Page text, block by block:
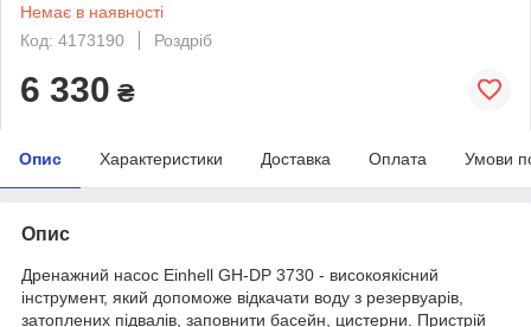
Немає в наявності
Код: 4173190
Роздріб
6 330 ₴
Опис Характеристики Доставка Оплата Умови
Опис
Дренажний насос Einhell GH-DP 3730 - високоякісний
інструмент, який допоможе відкачати воду з резервуарів,
затоплених підвалів, заповнити басейн, цистерни. Пристрій